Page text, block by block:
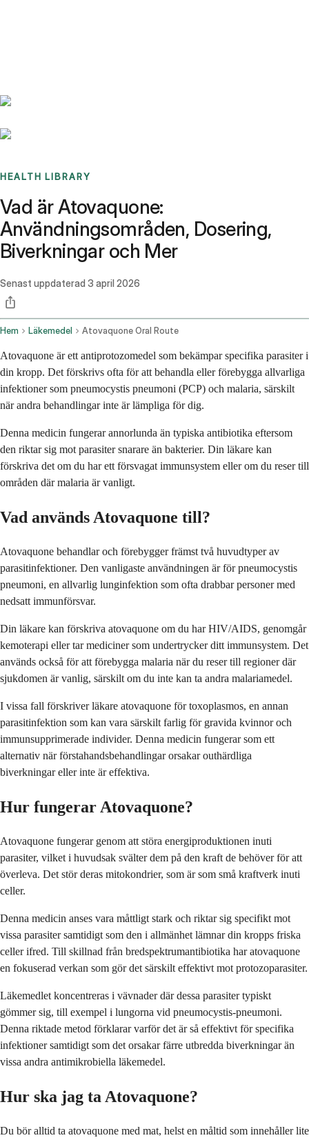
HEALTH LIBRARY
Vad är Atovaquone:
Användningsområden, Dosering,
Biverkningar och Mer
Senast uppdaterad 3 april 2026
Hem Läkemedel Atovaquone Oral Route
Atovaquone är ett antiprotozomedel som bekämpar specifika parasiter i
din kropp. Det förskrivs ofta för att behandla eller förebygga allvarliga
infektioner som pneumocystis pneumoni (PCP) och malaria, särskilt
när andra behandlingar inte är lämpliga för dig.
Denna medicin fungerar annorlunda än typiska antibiotika eftersom
den riktar sig mot parasiter snarare än bakterier. Din läkare kan
förskriva det om du har ett försvagat immunsystem eller om du reser till
områden där malaria är vanligt.
Vad används Atovaquone till?
Atovaquone behandlar och förebygger främst två huvudtyper av
parasitinfektioner. Den vanligaste användningen är för pneumocystis
pneumoni, en allvarlig lunginfektion som ofta drabbar personer med
nedsatt immunförsvar.
Din läkare kan förskriva atovaquone om du har HIV/AIDS, genomgår
kemoterapi eller tar mediciner som undertrycker ditt immunsystem. Det
används också för att förebygga malaria när du reser till regioner där
sjukdomen är vanlig, särskilt om du inte kan ta andra malariamedel.
I vissa fall förskriver läkare atovaquone för toxoplasmos, en annan
parasitinfektion som kan vara särskilt farlig för gravida kvinnor och
immunsupprimerade individer. Denna medicin fungerar som ett
alternativ när förstahandsbehandlingar orsakar outhärdliga
biverkningar eller inte är effektiva.
Hur fungerar Atovaquone?
Atovaquone fungerar genom att störa energiproduktionen inuti
parasiter, vilket i huvudsak svälter dem på den kraft de behöver för att
överleva. Det stör deras mitokondrier, som är som små kraftverk inuti
celler.
Denna medicin anses vara måttligt stark och riktar sig specifikt mot
vissa parasiter samtidigt som den i allmänhet lämnar din kropps friska
celler ifred. Till skillnad från bredspektrumantibiotika har atovaquone
en fokuserad verkan som gör det särskilt effektivt mot protozoparasiter.
Läkemedlet koncentreras i vävnader där dessa parasiter typiskt
gömmer sig, till exempel i lungorna vid pneumocystis-pneumoni.
Denna riktade metod förklarar varför det är så effektivt för specifika
infektioner samtidigt som det orsakar färre utbredda biverkningar än
vissa andra antimikrobiella läkemedel.
Hur ska jag ta Atovaquone?
Du bör alltid ta atovaquone med mat, helst en måltid som innehåller lite